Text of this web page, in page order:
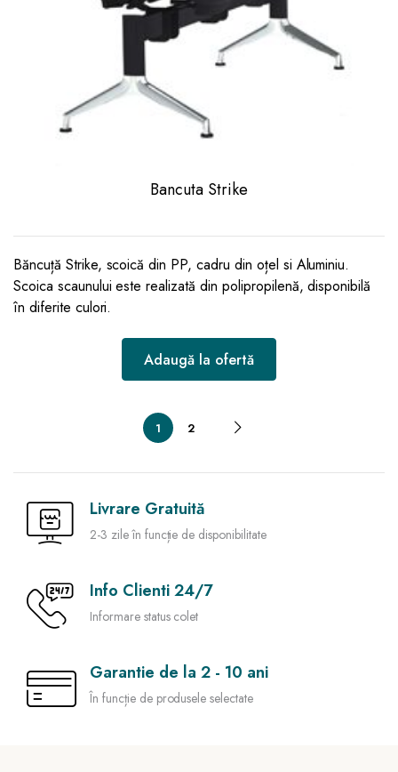
Bancuta Strike
Băncuță Strike, scoică din PP, cadru din oțel si Aluminiu.
Scoica scaunului este realizată din polipropilenă, disponibilă
în diferite culori.
Adaugă la ofertă
1 2
Livrare Gratuită
2-3 zile în funcție de disponibilitate
Info Clienti 24/7
Informare status colet
Garantie de la 2 - 10 ani
În funcție de produsele selectate